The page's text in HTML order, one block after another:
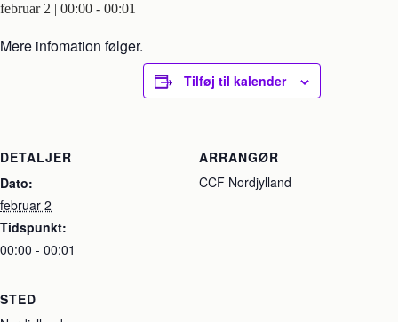
februar 2 | 00:00 - 00:01
Mere infomation følger.
Tilføj til kalender
DETALJER
Dato:
februar 2
Tidspunkt:
00:00 - 00:01
ARRANGØR
CCF Nordjylland
STED